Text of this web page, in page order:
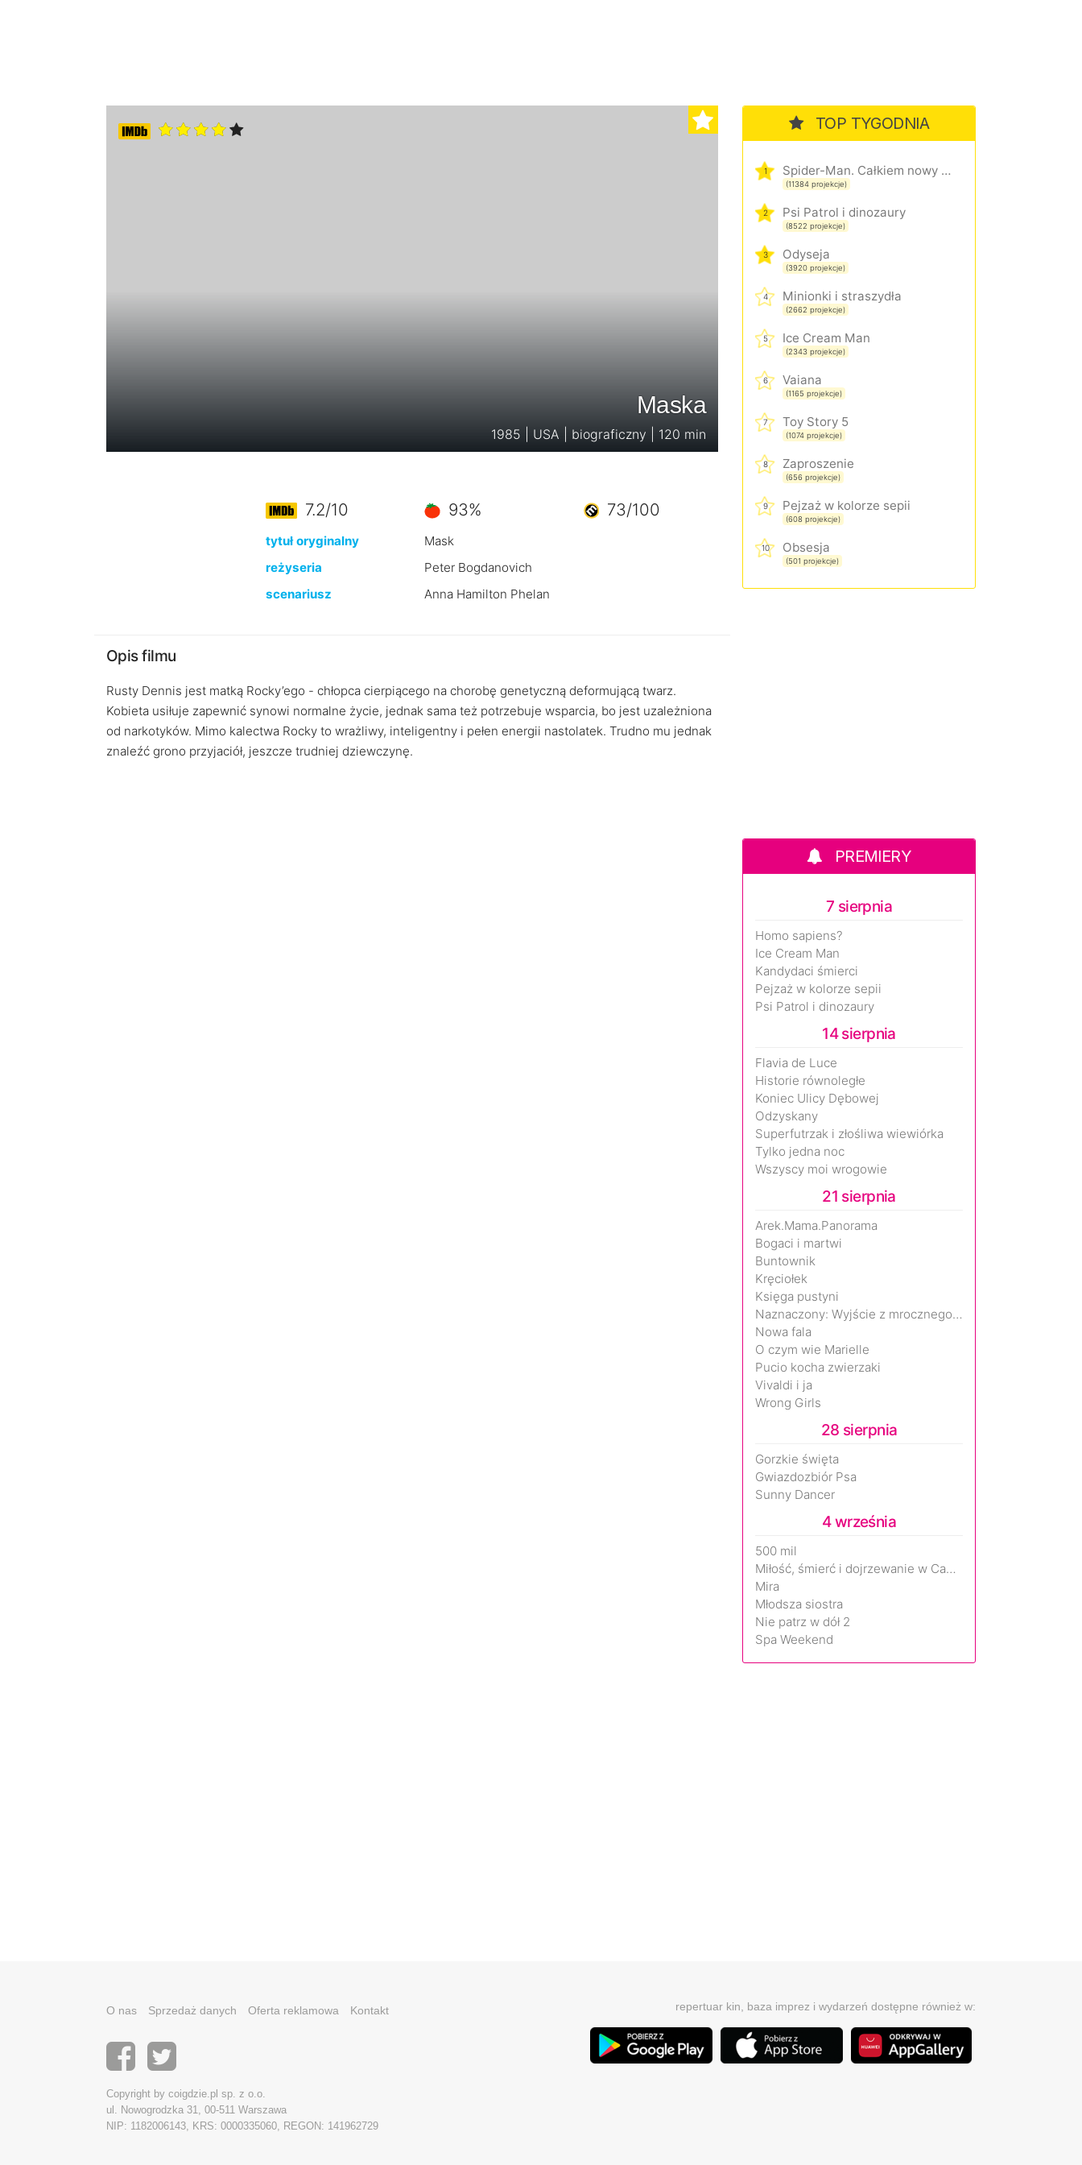
Maska
1985 | USA | biograficzny | 120 min
7.2/10 93% 73/100
tytuł oryginalny
Mask
reżyseria
Peter Bogdanovich
scenariusz
Anna Hamilton Phelan
Opis filmu
Rusty Dennis jest matką Rocky’ego - chłopca cierpiącego na chorobę genetyczną deformującą twarz.
Kobieta usiłuje zapewnić synowi normalne życie, jednak sama też potrzebuje wsparcia, bo jest uzależniona
od narkotyków. Mimo kalectwa Rocky to wrażliwy, inteligentny i pełen energii nastolatek. Trudno mu jednak
znaleźć grono przyjaciół, jeszcze trudniej dziewczynę.
TOP TYGODNIA
1 Spider-Man. Całkiem nowy dzień
(11384 projekcje)
2 Psi Patrol i dinozaury
(8522 projekcje)
3 Odyseja
(3920 projekcje)
4 Minionki i straszydła
(2662 projekcje)
5 Ice Cream Man
(2343 projekcje)
6 Vaiana
(1165 projekcje)
7 Toy Story 5
(1074 projekcje)
8 Zaproszenie
(656 projekcje)
9 Pejzaż w kolorze sepii
(608 projekcje)
10 Obsesja
(501 projekcje)
PREMIERY
7 sierpnia
Homo sapiens?
Ice Cream Man
Kandydaci śmierci
Pejzaż w kolorze sepii
Psi Patrol i dinozaury
14 sierpnia
Flavia de Luce
Historie równoległe
Koniec Ulicy Dębowej
Odzyskany
Superfutrzak i złośliwa wiewiórka
Tylko jedna noc
Wszyscy moi wrogowie
21 sierpnia
Arek.Mama.Panorama
Bogaci i martwi
Buntownik
Kręciołek
Księga pustyni
Naznaczony: Wyjście z mrocznego wymiaru
Nowa fala
O czym wie Marielle
Pucio kocha zwierzaki
Vivaldi i ja
Wrong Girls
28 sierpnia
Gorzkie święta
Gwiazdozbiór Psa
Sunny Dancer
4 września
500 mil
Miłość, śmierć i dojrzewanie w Camp Miasma
Mira
Młodsza siostra
Nie patrz w dół 2
Spa Weekend
O nas Sprzedaż danych Oferta reklamowa Kontakt
Copyright by coigdzie.pl sp. z o.o.
ul. Nowogrodzka 31, 00-511 Warszawa
NIP: 1182006143, KRS: 0000335060, REGON: 141962729
repertuar kin, baza imprez i wydarzeń dostępne również w: